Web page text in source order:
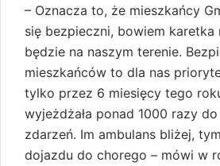
– Oznacza to, że mieszkańcy
się bezpieczni, bowiem karetka
będzie na naszym terenie.
mieszkańców to dla nas
tylko przez 6 miesięcy tego
wyjeżdżała ponad 1000 razy
zdarzeń. Im ambulans bliżej,
dojazdu do chorego – mówi w